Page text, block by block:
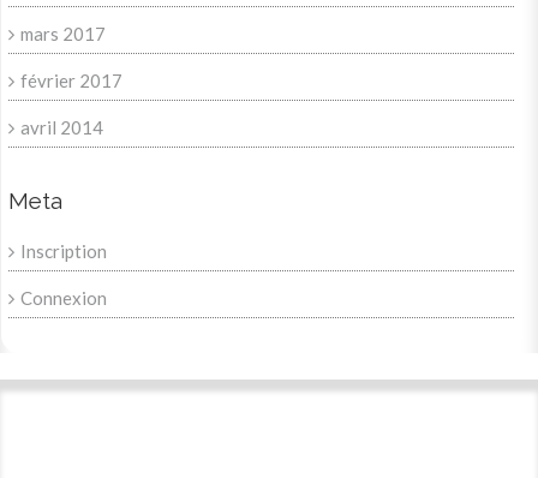
mars 2017
février 2017
avril 2014
Meta
Inscription
Connexion